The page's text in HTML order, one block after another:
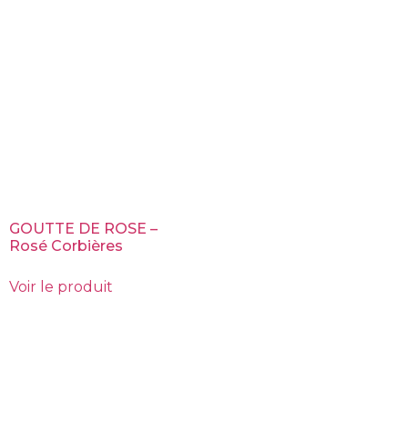
GOUTTE DE ROSE –
Rosé Corbières
Voir le produit